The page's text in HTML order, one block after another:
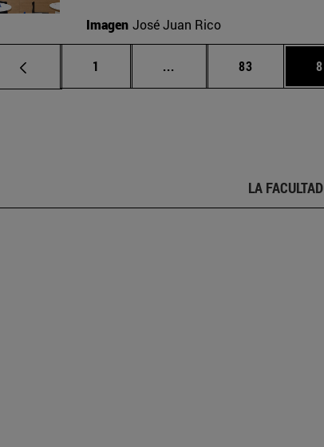
Imagen José Juan Rico
Página
1 ... Páginas intermedias
Página
83
LA